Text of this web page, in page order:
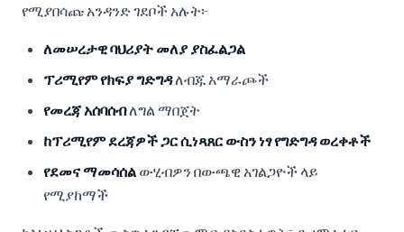
የሚያበሳጩ አንዳንድ ገደቦች አሉት፦
ለመሠረታዊ ባህሪያት መለያ ያስፈልጋል
ፕሪሚየም የክፍያ ግድግዳለብጁ አማራጮች
የመረጃ አሰባሰብለግል ማበጀት
ከፕሪሚየም ደረጃዎች ጋር ሲነጻጸር ውስን ነፃ የግድግዳ ወረቀቶች
የደመና ማመሳሰል ውሂብዎን በውጫዊ አገልጋዮች ላይ
የሚያከማች